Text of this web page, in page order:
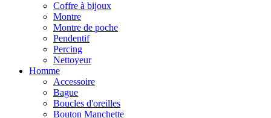
Coffre à bijoux
Montre
Montre de poche
Pendentif
Percing
Nettoyeur
Homme
Accessoire
Bague
Boucles d'oreilles
Bouton Manchette